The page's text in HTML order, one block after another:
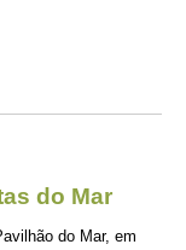
do Mar
do Mar, em